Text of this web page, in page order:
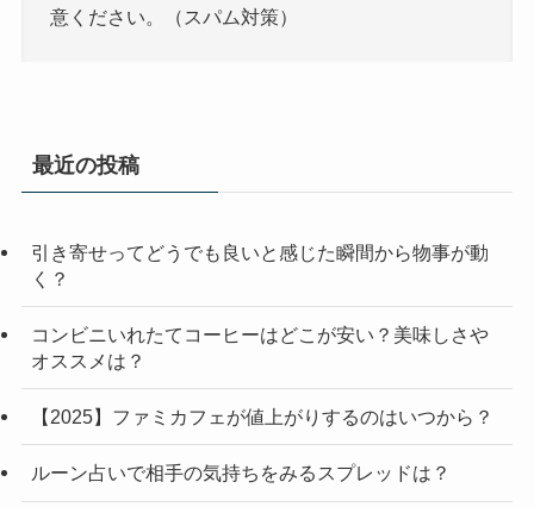
意ください。（スパム対策）
最近の投稿
引き寄せってどうでも良いと感じた瞬間から物事が動
く？
コンビニいれたてコーヒーはどこが安い？美味しさや
オススメは？
【2025】ファミカフェが値上がりするのはいつから？
ルーン占いで相手の気持ちをみるスプレッドは？